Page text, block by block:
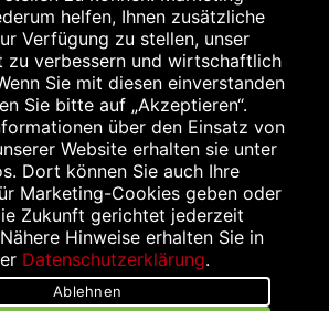
Mengen, solange der Vorrat reicht. Für Druck-
lesen Sie die Packungsbeilage und fragen
Arzneimitteltaxe Apothekenerstattungspreis
Preisempfehlung der Hersteller. Der
in Ansatz gebrachter Preis für rezeptfreie
in der Höhe dem für Apotheken verbindlichen
Apotheke in bestimmten Fällen (z.B. bei Kindern
mit der gesetzlichen Krankenversicherung
allgemeine Erstattungspreis im Falle einer
gesetzlichen Krankenkassen, vor Abzug eines
nach §130 Abs. 1 SGB V.
des Herstellers (UVP).
by apovena.de
helfen, Ihnen zusätzliche
Verfügung zu stellen, unser
zu verbessern und wirtschaftlich
Sie mit diesen einverstanden
Sie bitte auf „Akzeptieren“.
über den Einsatz von
Website erhalten sie unter
Dort können Sie auch Ihre
Marketing-Cookies geben oder
Zukunft gerichtet jederzeit
Hinweise erhalten Sie in
Datenschutzerklärung.
Ablehnen